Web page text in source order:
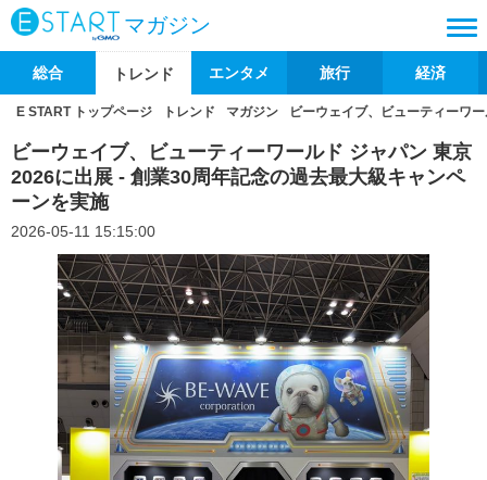
マガジン
総合 トレンド エンタメ 旅行 経済
E START トップページ トレンド マガジン ビーウェイブ、ビューティーワ
ビーウェイブ、ビューティーワールド ジャパン 東京
2026に出展 - 創業30周年記念の過去最大級キャンペ
ーンを実施
2026-05-11 15:15:00